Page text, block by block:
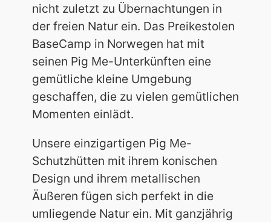
nicht zuletzt zu Übernachtungen in
der freien Natur ein. Das Preikestolen
BaseCamp in Norwegen hat mit
seinen Pig Me-Unterkünften eine
gemütliche kleine Umgebung
geschaffen, die zu vielen gemütlichen
Momenten einlädt.
Unsere einzigartigen Pig Me-
Schutzhütten mit ihrem konischen
Design und ihrem metallischen
Äußeren fügen sich perfekt in die
umliegende Natur ein. Mit ganzjährig